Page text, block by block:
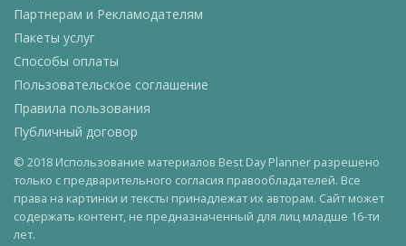
Партнерам и Рекламодателям
Пакеты услуг
Способы оплаты
Пользовательское соглашение
Правила пользования
Публичный договор
© 2018 Использование материалов Best Day Planner разрешено
только с предварительного согласия правообладателей. Все
права на картинки и тексты принадлежат их авторам. Сайт может
содержать контент, не предназначенный для лиц младше 16-ти
лет.